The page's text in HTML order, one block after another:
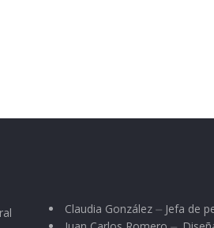
Claudia González ⏤ Jefa de